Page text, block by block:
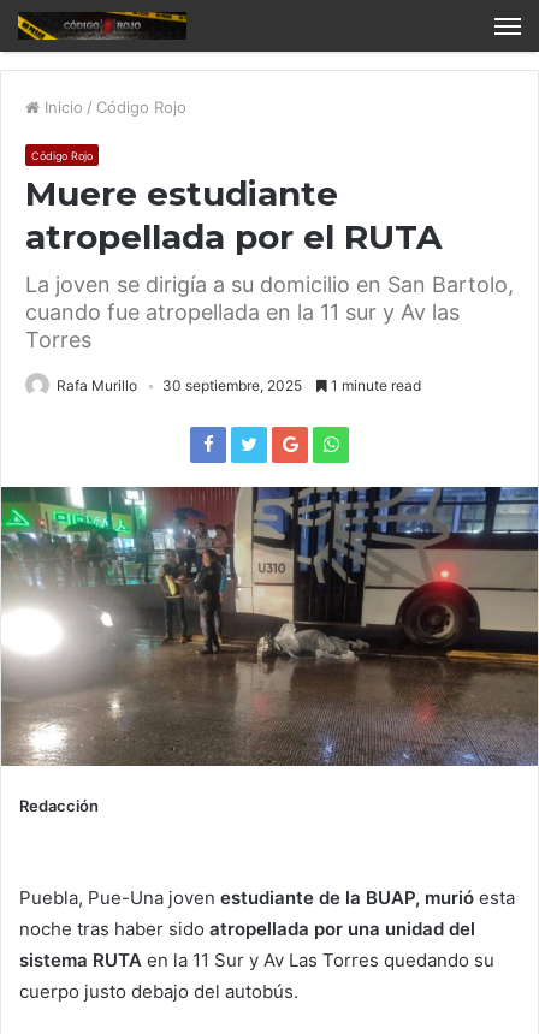
Inicio / Código Rojo
Código Rojo
Muere estudiante
atropellada por el RUTA
La joven se dirigía a su domicilio en San Bartolo,
cuando fue atropellada en la 11 sur y Av las
Torres
Rafa Murillo 30 septiembre, 2025 1 minute read
Redacción
Puebla, Pue-Una joven estudiante de la BUAP, murió esta
noche tras haber sido atropellada por una unidad del
sistema RUTA en la 11 Sur y Av Las Torres quedando su
cuerpo justo debajo del autobús.